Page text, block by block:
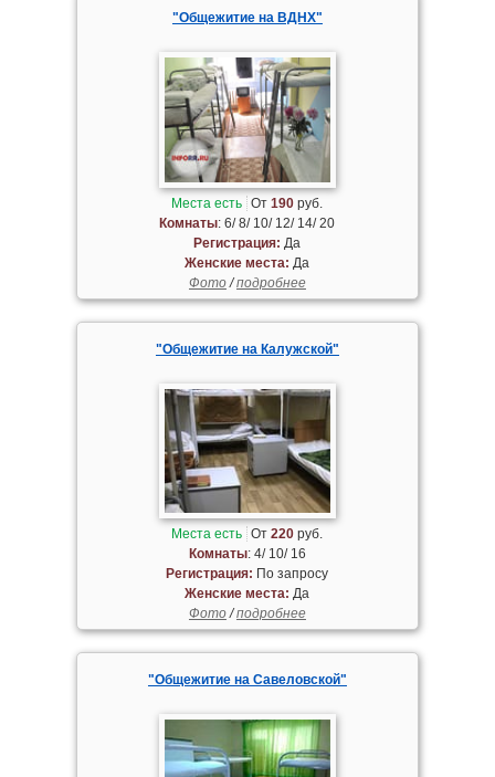
"Общежитие на ВДНХ"
Места есть От190 руб.
Комнаты: 6/ 8/ 10/ 12/ 14/ 20
Регистрация: Да
Женские места: Да
Фото/подробнее
"Общежитие на Калужской"
Места есть От220 руб.
Комнаты: 4/ 10/ 16
Регистрация: По запросу
Женские места: Да
Фото/подробнее
"Общежитие на Савеловской"